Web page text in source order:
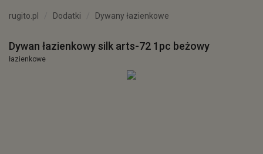
rugito.pl Dodatki Dywany łazienkowe
Dywan łazienkowy silk arts-72 1pc beżowy
łazienkowe